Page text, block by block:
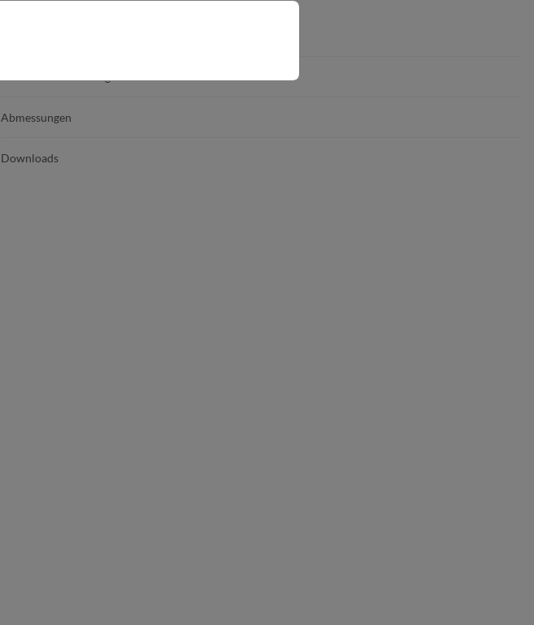
Abmessungen
Downloads